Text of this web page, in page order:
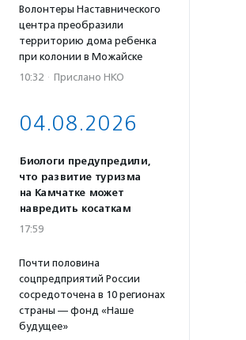
Волонтеры Наставнического
центра преобразили
территорию дома ребенка
при колонии в Можайске
10:32 · Прислано НКО
04.08.2026
Биологи предупредили,
что развитие туризма
на Камчатке может
навредить косаткам
17:59
Почти половина
соцпредприятий России
сосредоточена в 10 регионах
страны — фонд «Наше
будущее»